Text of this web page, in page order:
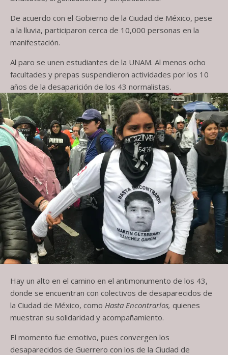
De acuerdo con el Gobierno de la Ciudad de México, pese
a la lluvia, participaron cerca de 10,000 personas en la
manifestación.
Al paro se unen estudiantes de la UNAM. Al menos ocho
facultades y prepas suspendieron actividades por los 10
años de la desaparición de los 43 normalistas.
Hay un alto en el camino en el antimonumento de los 43,
donde se encuentran con colectivos de desaparecidos de
la Ciudad de México, como Hasta Encontrarlos, quienes
muestran su solidaridad y acompañamiento.
El momento fue emotivo, pues convergen los
desaparecidos de Guerrero con los de la Ciudad de